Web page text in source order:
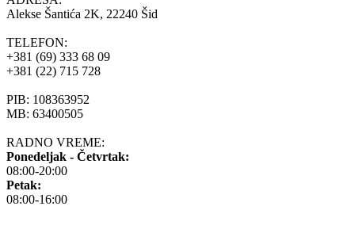
Alekse Šantića 2K, 22240 Šid
TELEFON:
+381 (69) 333 68 09
+381 (22) 715 728
PIB: 108363952
MB: 63400505
RADNO VREME:
Ponedeljak - Četvrtak:
08:00-20:00
Petak:
08:00-16:00